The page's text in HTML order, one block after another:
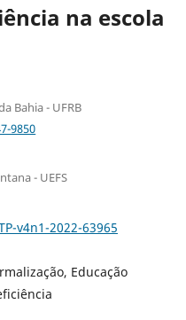
na escola
Bahia - UFRB
9850
- UEFS
v4n1-2022-63965
Educação